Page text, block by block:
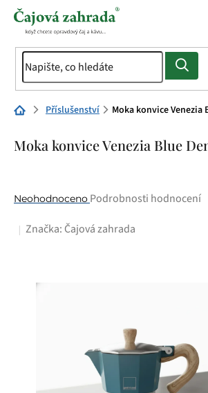
Přejít
Domů Příslušenství Moka konvice Venezia
Moka konvice Venezia Blue
Průměrné
produktu
Neohodnoceno Podrobnosti hodnocení
Značka: Čajová zahrada